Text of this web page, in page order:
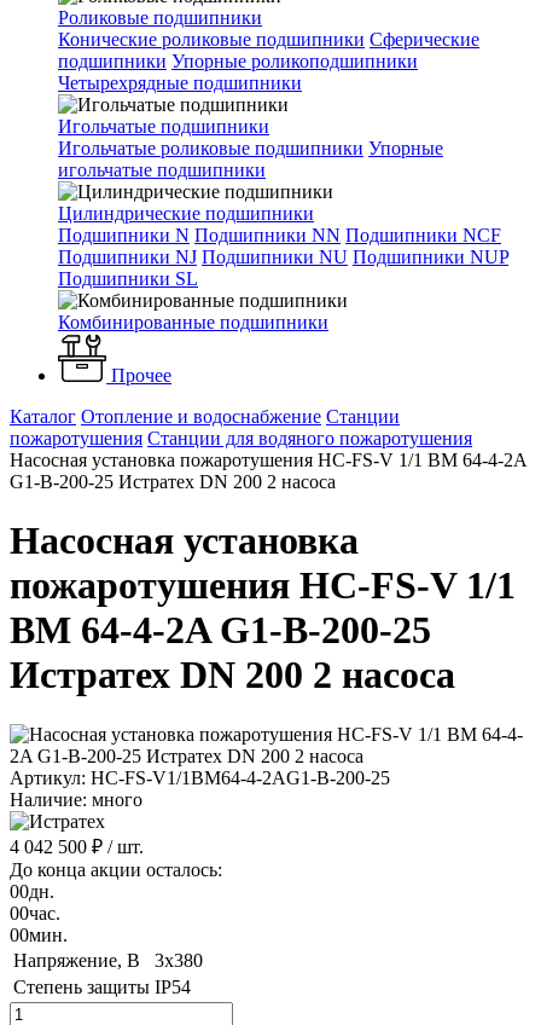
Роликовые подшипники
Конические роликовые подшипники Сферические
подшипники Упорные роликоподшипники
Четырехрядные подшипники
Игольчатые подшипники
Игольчатые роликовые подшипники Упорные
игольчатые подшипники
Цилиндрические подшипники
Подшипники N Подшипники NN Подшипники NCF
Подшипники NJ Подшипники NU Подшипники NUP
Подшипники SL
Комбинированные подшипники
Прочее
Каталог Отопление и водоснабжение Станции
пожаротушения Станции для водяного пожаротушения
Насосная установка пожаротушения HC-FS-V 1/1 BM 64-4-2A
G1-B-200-25 Истратех DN 200 2 насоса
Насосная установка
пожаротушения HC-FS-V 1/1
BM 64-4-2A G1-B-200-25
Истратех DN 200 2 насоса
Артикул: HC-FS-V1/1BM64-4-2AG1-B-200-25
Наличие: много
4 042 500 ₽ / шт.
До конца акции осталось:
00дн.
00час.
00мин.
Напряжение, B
3x380
Степень защиты IP54